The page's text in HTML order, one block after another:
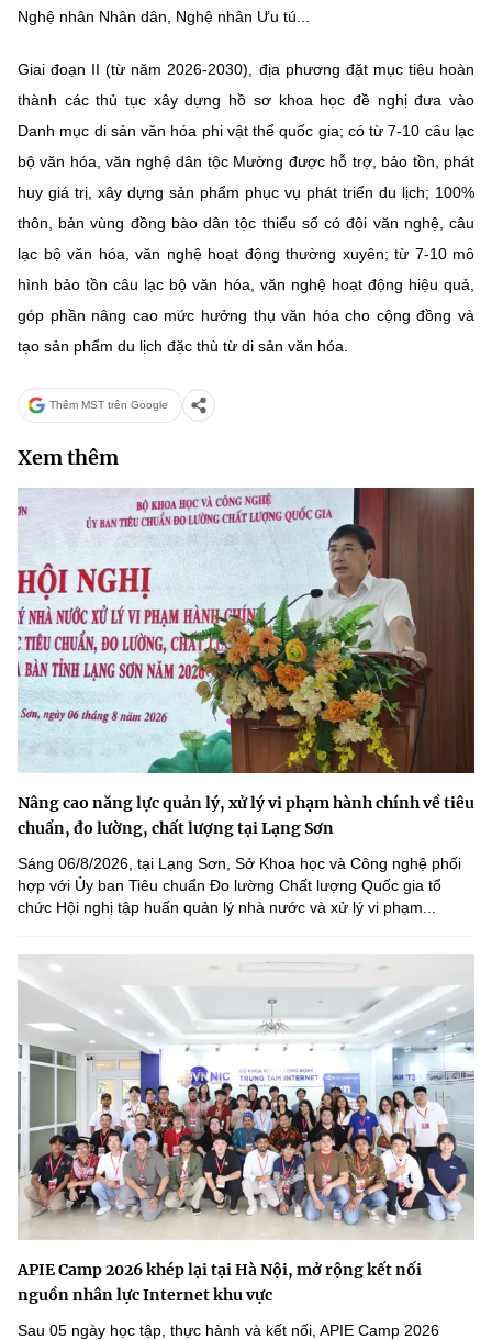
Nghệ nhân Nhân dân, Nghệ nhân Ưu tú...
Giai đoạn II (từ năm 2026-2030), địa phương đặt mục tiêu hoàn
thành các thủ tục xây dựng hồ sơ khoa học đề nghị đưa vào
Danh mục di sản văn hóa phi vật thể quốc gia; có từ 7-10 câu lạc
bộ văn hóa, văn nghệ dân tộc Mường được hỗ trợ, bảo tồn, phát
huy giá trị, xây dựng sản phẩm phục vụ phát triển du lịch; 100%
thôn, bản vùng đồng bào dân tộc thiểu số có đội văn nghệ, câu
lạc bộ văn hóa, văn nghệ hoạt động thường xuyên; từ 7-10 mô
hình bảo tồn câu lạc bộ văn hóa, văn nghệ hoạt động hiệu quả,
góp phần nâng cao mức hưởng thụ văn hóa cho cộng đồng và
tạo sản phẩm du lịch đặc thù từ di sản văn hóa.
Thêm MST trên Google
Xem thêm
Nâng cao năng lực quản lý, xử lý vi phạm hành chính về tiêu
chuẩn, đo lường, chất lượng tại Lạng Sơn
Sáng 06/8/2026, tại Lạng Sơn, Sở Khoa học và Công nghệ phối
hợp với Ủy ban Tiêu chuẩn Đo lường Chất lượng Quốc gia tổ
chức Hội nghị tập huấn quản lý nhà nước và xử lý vi phạm...
APIE Camp 2026 khép lại tại Hà Nội, mở rộng kết nối
nguồn nhân lực Internet khu vực
Sau 05 ngày học tập, thực hành và kết nối, APIE Camp 2026